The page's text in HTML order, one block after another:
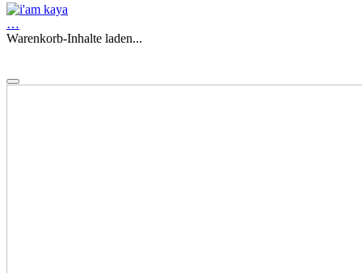
…
Warenkorb-Inhalte laden...